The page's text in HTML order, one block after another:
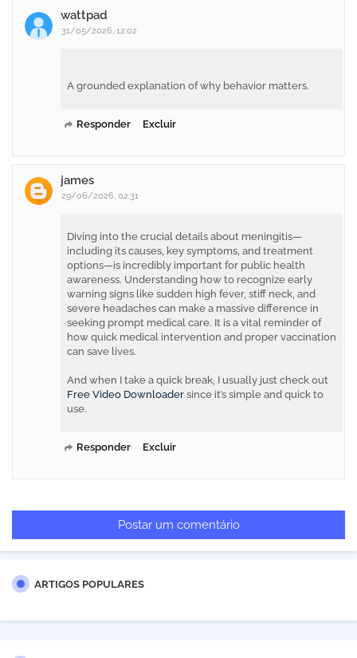
wattpad
31/05/2026, 12:02
A grounded explanation of why behavior matters.
Responder Excluir
james
29/06/2026, 02:31
Diving into the crucial details about meningitis—
including its causes, key symptoms, and treatment
options—is incredibly important for public health
awareness. Understanding how to recognize early
warning signs like sudden high fever, stiff neck, and
severe headaches can make a massive difference in
seeking prompt medical care. It is a vital reminder of
how quick medical intervention and proper vaccination
can save lives.
And when I take a quick break, I usually just check out
Free Video Downloader since it’s simple and quick to
use.
Responder Excluir
Postar um comentário
ARTIGOS POPULARES